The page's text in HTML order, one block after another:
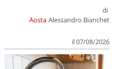
Aosta
di
Alessandro Bianchet
il 07/08/2026